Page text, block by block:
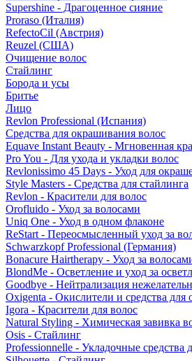
Supershine - Драгоценное сияние
Proraso (Италия)
RefectoCil (Австрия)
Reuzel (США)
Очищение волос
Стайлинг
Борода и усы
Бритье
Лицо
Revlon Professional (Испания)
Средства для окрашивания волос
Equave Instant Beauty - Мгновенная
Pro You - Для ухода и укладки волос
Revlonissimo 45 Days - Уход для
Style Masters - Средства для стайлинга
Revlon - Красители для волос
Orofluido - Уход за волосами
Uniq One - Уход в одном флаконе
ReStart - Переосмысленный уход за
Schwarzkopf Professional (Германия)
Bonacure Hairtherapy - Уход за
BlondMe - Осветление и уход за
Goodbye - Нейтрализация
Oxigenta - Окислители и средства для
Igora - Красители для волос
Natural Styling - Химическая завивка
Osis - Стайлинг
Professionnelle - Укладочные средства